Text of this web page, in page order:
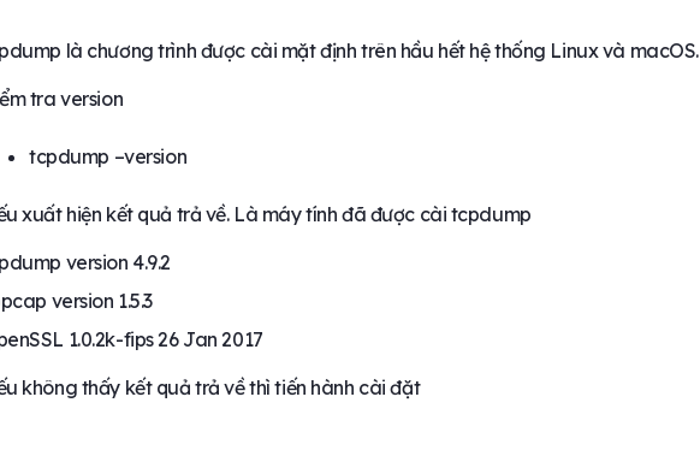
là chương trình được cài mặt định trên hầu hết hệ thống Linux và macOS.
tra version
tcpdump –version
xuất hiện kết quả trả về. Là máy tính đã được cài tcpdump
version 4.9.2
version 1.5.3
1.0.2k-fips 26 Jan 2017
không thấy kết quả trả về thì tiến hành cài đặt